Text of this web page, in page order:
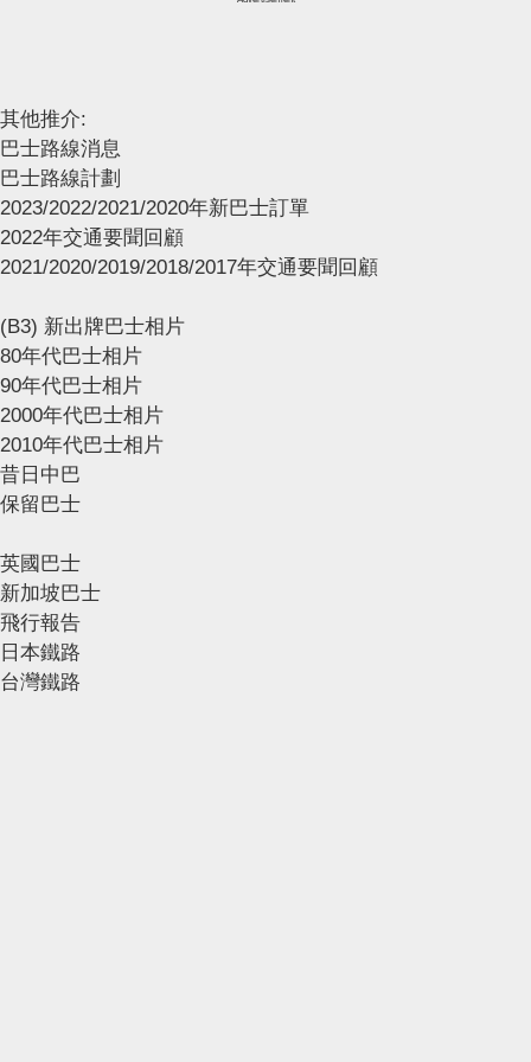
其他推介:
巴士路線消息
巴士路線計劃
2023/2022/2021/2020年新巴士訂單
2022年交通要聞回顧
2021/2020/2019/2018/2017年交通要聞回顧
(B3) 新出牌巴士相片
80年代巴士相片
90年代巴士相片
2000年代巴士相片
2010年代巴士相片
昔日中巴
保留巴士
英國巴士
新加坡巴士
飛行報告
日本鐵路
台灣鐵路